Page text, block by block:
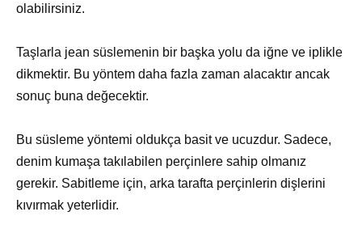
olabilirsiniz.
Taşlarla jean süslemenin bir başka yolu da iğne ve iplikle
dikmektir. Bu yöntem daha fazla zaman alacaktır ancak
sonuç buna değecektir.
Bu süsleme yöntemi oldukça basit ve ucuzdur. Sadece,
denim kumaşa takılabilen perçinlere sahip olmanız
gerekir. Sabitleme için, arka tarafta perçinlerin dişlerini
kıvırmak yeterlidir.